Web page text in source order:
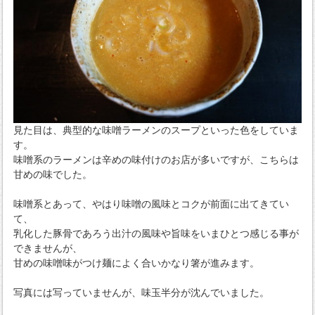
見た目は、典型的な味噌ラーメンのスープといった色をしていま
す。
味噌系のラーメンは辛めの味付けのお店が多いですが、こちらは
甘めの味でした。
味噌系とあって、やはり味噌の風味とコクが前面に出てきてい
て、
乳化した豚骨であろう出汁の風味や旨味をいまひとつ感じる事が
できませんが、
甘めの味噌味がつけ麺によく合いかなり箸が進みます。
写真には写っていませんが、味玉半分が沈んでいました。